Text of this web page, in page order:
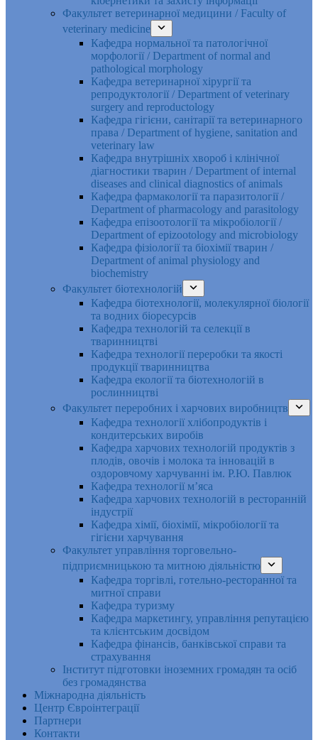
Факультет ветеринарної медицини / Faculty of
veterinary medicine
Кафедра нормальної та патологічної
морфології / Department of normal and
pathological morphology
Кафедра ветеринарної хірургії та
репродуктології / Department of veterinary
surgery and reproductology
Кафедра гігієни, санітарії та ветеринарного
права / Department of hygiene, sanitation and
veterinary law
Кафедра внутрішніх хвороб і клінічної
діагностики тварин / Department of internal
diseases and clinical diagnostics of animals
Кафедра фармакології та паразитології /
Department of pharmacology and parasitology
Кафедра епізоотології та мікробіології /
Department of epizootology and microbiology
Кафедра фізіології та біохімії тварин /
Department of animal physiology and
biochemistry
Факультет біотехнологій
Кафедра біотехнології, молекулярної біології
та водних біоресурсів
Кафедра технологій та селекції в
тваринництві
Кафедра технології переробки та якості
продукції тваринництва
Кафедра екології та біотехнологій в
рослинництві
Факультет переробних і харчових виробництв
Кафедра технології хлібопродуктів і
кондитерських виробів
Кафедра харчових технологій продуктів з
плодів, овочів і молока та інновацій в
оздоровчому харчуванні ім. Р.Ю. Павлюк
Кафедра технології м’яса
Кафедра харчових технологій в ресторанній
індустрії
Кафедра хімії, біохімії, мікробіології та
гігієни харчування
Факультет управління торговельно-
підприємницькою та митною діяльністю
Кафедра торгівлі, готельно-ресторанної та
митної справи
Кафедра туризму
Кафедра маркетингу, управління репутацією
та клієнтським досвідом
Кафедра фінансів, банківської справи та
страхування
Інститут підготовки іноземних громадян та осіб
без громадянства
Міжнародна діяльність
Центр Євроінтеграції
Партнери
Контакти